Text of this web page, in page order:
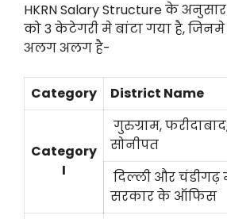
HKRN Salary Structure के
को 3 केटेगरी मे बांटा गया है, जिनमे
अलग अलग है-
Category District Name
Category
I
गुरुग्राम,
सोनीपत
दिल्ली और चंडीगढ़
सरकार के ऑफिस